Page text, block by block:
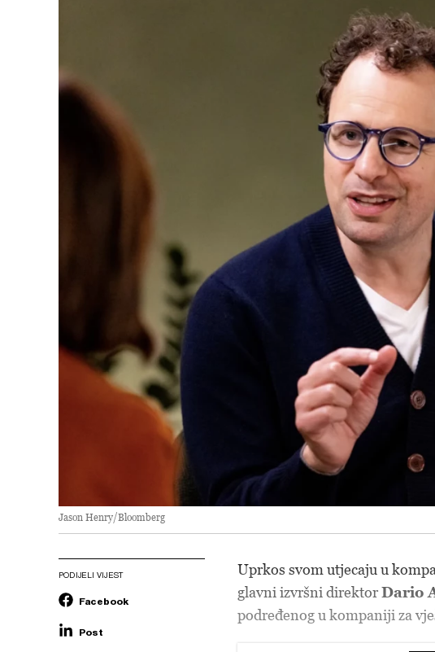
Jason Henry/Bloomberg
PODIJELI VIJEST
Facebook
Post
Uprkos svom utjecaju u
glavni izvršni direktorDario
podređenog u kompaniji za